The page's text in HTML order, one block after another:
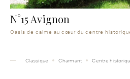
N°15 Avignon
Oasis de calme au cœur du centre
Classique Charmant Centre